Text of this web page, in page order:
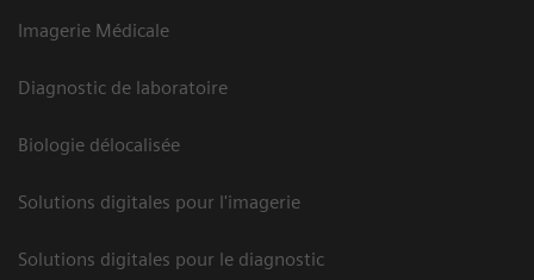
Imagerie Médicale
Diagnostic de laboratoire
Biologie délocalisée
Solutions digitales pour l'imagerie
Solutions digitales pour le diagnostic